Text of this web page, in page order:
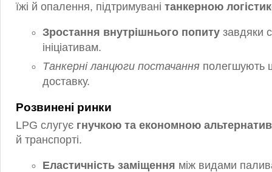
їжі й опалення, підтримувані танкерною
Зростання внутрішнього попиту завдяки
ініціативам.
Танкерні ланцюги постачання полегшують
доставку.
Розвинені ринки
LPG слугує гнучкою та економною
й транспорті.
Еластичність заміщення між видами